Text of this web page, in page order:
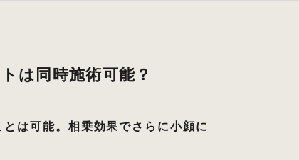
は同時施術可能？
は可能。相乗効果でさらに小顔に